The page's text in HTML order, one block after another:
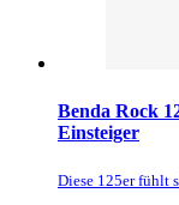
Benda Rock
Einsteiger
Diese 125er fühlt